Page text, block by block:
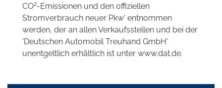
CO2-Emissionen und den offiziellen
Stromverbrauch neuer Pkw' entnommen
werden, der an allen Verkaufsstellen und bei der
'Deutschen Automobil Treuhand GmbH'
unentgeltlich erhältlich ist unter www.dat.de.